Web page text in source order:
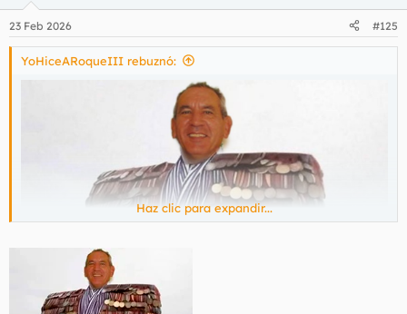
23 Feb 2026 #125
YoHiceARoqueIII rebuznó:
Haz clic para expandir...